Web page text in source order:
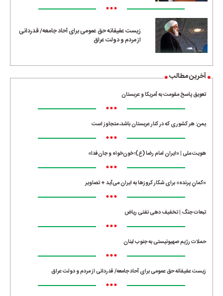
•••
زیست عفیفانه حق عمومی برای آحاد جامعه/ قدردانی
از مردم و دولت عراق
آخرین مطالب
تعویق پاسخ مقومت به آمریکا و عربستان
•••
یمن: هر کشوری که در کنار عربستان باشد، متجاوز است
•••
هویت ملی | «ایران امام رضا (ع)؛ خون‌خواه و جان‌فدا»
•••
«کمانِ پرنده» برای شکار کروزها به ایران می‌آید + تصاویر
•••
تبعات جنگ | تخفیف دهی نفتی ریاض
•••
حملات رژیم صهیونیستی به جنوب لبنان
•••
زیست عفیفانه حق عمومی برای آحاد جامعه/ قدردانی از مردم و دولت عراق
•••